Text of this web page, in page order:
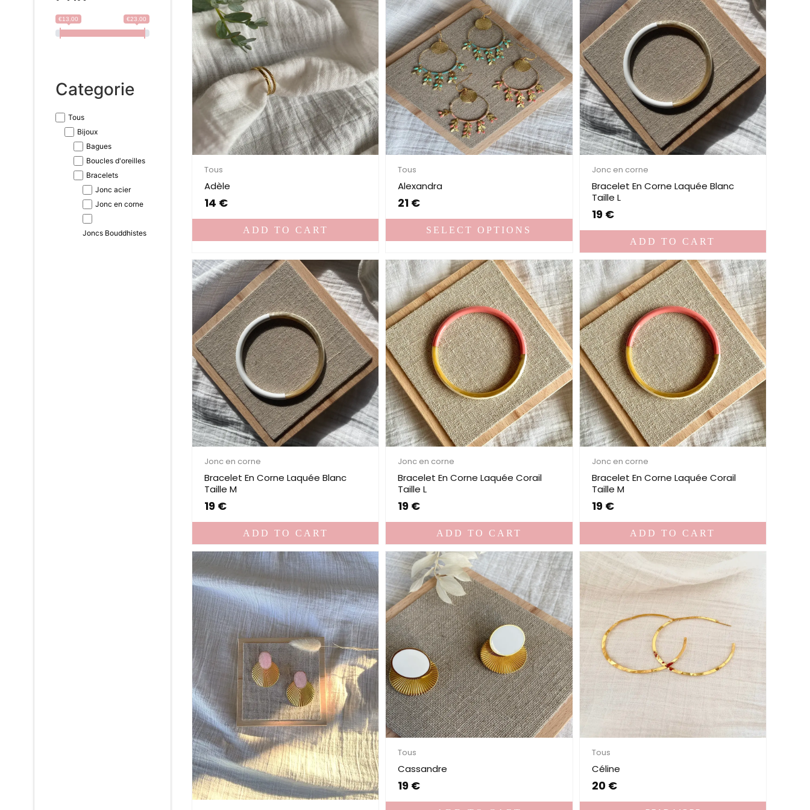
€13.00 €23.00
Categorie
Tous
Bijoux
Bagues
Boucles d'oreilles
Bracelets
Jonc acier
Jonc en corne
Joncs Bouddhistes
Tous
Adèle
14 €
ADD TO CART
Tous
Alexandra
21 €
SELECT OPTIONS
Jonc en corne
Bracelet En Corne Laquée Blanc
Taille L
19 €
ADD TO CART
Jonc en corne
Bracelet En Corne Laquée Blanc
Taille M
19 €
ADD TO CART
Jonc en corne
Bracelet En Corne Laquée Corail
Taille L
19 €
ADD TO CART
Jonc en corne
Bracelet En Corne Laquée Corail
Taille M
19 €
ADD TO CART
Tous
Cassandre
19 €
Tous
Céline
20 €